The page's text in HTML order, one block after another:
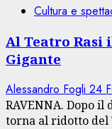
Cultura e
Al Teatro Rasi
Gigante
Alessandro Fogli 24
RAVENNA. Dopo
torna al ridotto del